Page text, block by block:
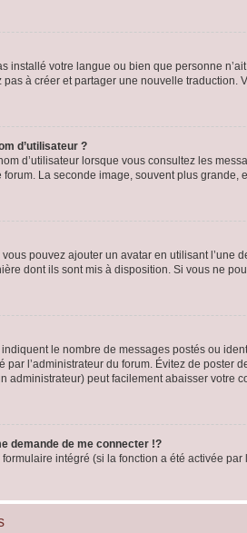
installé votre langue ou bien que personne
à créer et partager une nouvelle traduction.
d’utilisateur ?
d’utilisateur lorsque vous consultez les
La seconde image, souvent plus
pouvez ajouter un avatar en utilisant
dont ils sont mis à disposition. Si vous ne
le nombre de messages postés ou
par l’administrateur du forum. Évitez de
administrateur) peut facilement abaisser votre
demande de me connecter !?
intégré (si la fonction a été activée